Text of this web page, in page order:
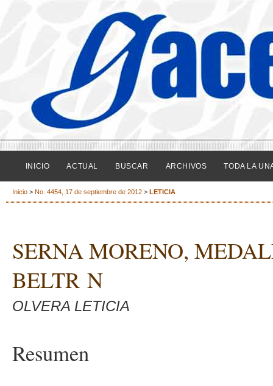
INICIO ACTUAL BUSCAR ARCHIVOS TODA LA
Inicio > No. 4454, 17 de septiembre de 2012 > LETICIA
SERNA MORENO,
BELTR N
OLVERA LETICIA
Resumen